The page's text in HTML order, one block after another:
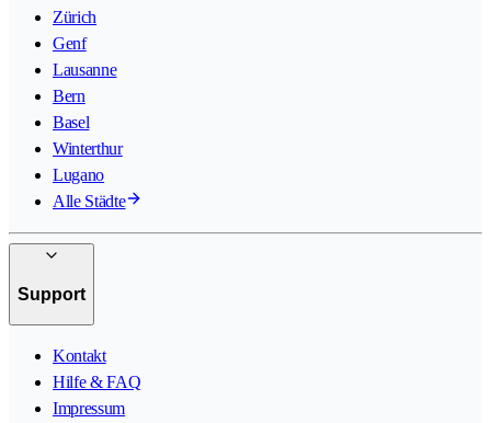
Zürich
Genf
Lausanne
Bern
Basel
Winterthur
Lugano
Alle Städte
Support
Kontakt
Hilfe & FAQ
Impressum